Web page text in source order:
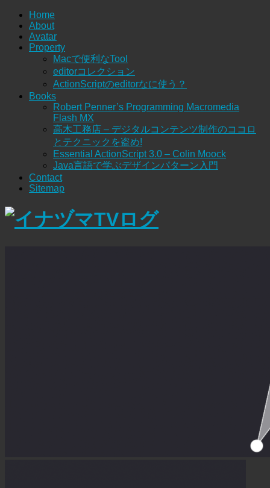
Home
About
Avatar
Property
Macで便利なTool
editorコレクション
ActionScriptのeditorなに使う？
Books
Robert Penner’s Programming Macromedia
Flash MX
高木工務店 – デジタルコンテンツ制作のココロ
とテクニックを盗め!
Essential ActionScript 3.0 – Colin Moock
Java言語で学ぶデザインパターン入門
Contact
Sitemap